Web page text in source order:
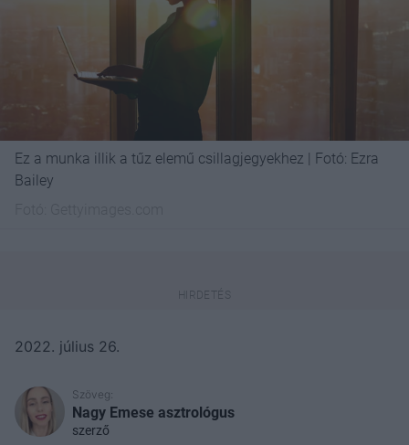
Ez a munka illik a tűz elemű csillagjegyekhez | Fotó: Ezra
Bailey
2022. július 26.
Szöveg:
Nagy Emese asztrológus
szerző